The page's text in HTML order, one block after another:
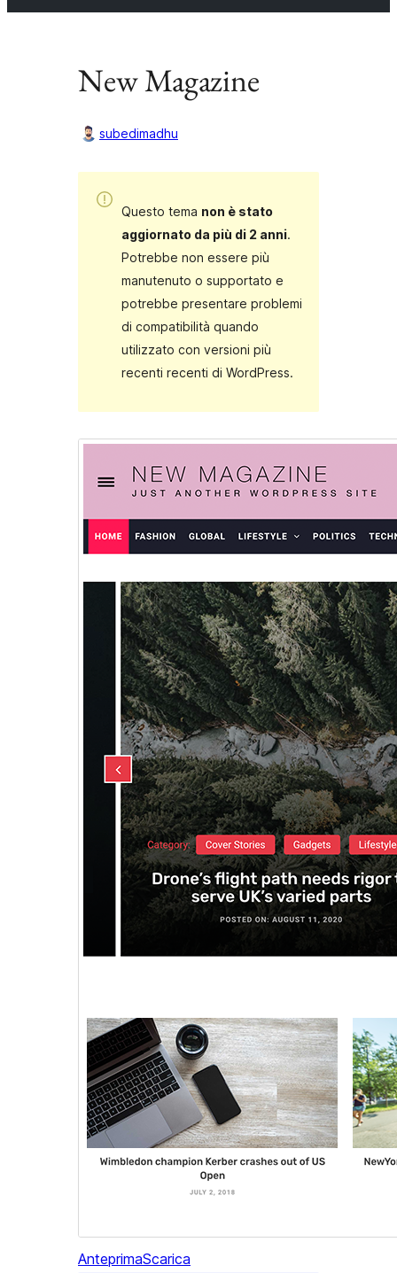
New Magazine
subedimadhu
Questo tema non è stato
aggiornato da più di 2 anni.
Potrebbe non essere più
manutenuto o supportato e
potrebbe presentare problemi
di compatibilità quando
utilizzato con versioni più
recenti recenti di WordPress.
AnteprimaScarica